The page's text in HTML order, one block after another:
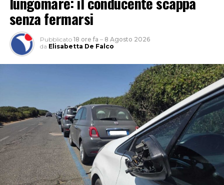
senza fermarsi
Pubblicato 18 ore fa – 8 Agosto 2026
da Elisabetta De Falco